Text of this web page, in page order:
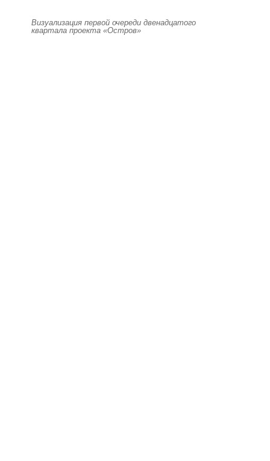
Визуализация первой очереди двенадцатого
квартала проекта «Остров»